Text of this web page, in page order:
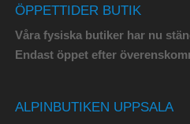
ÖPPETTIDER BUTIK
Våra fysiska butiker har nu
Endast öppet efter
ALPINBUTIKEN UPPSALA